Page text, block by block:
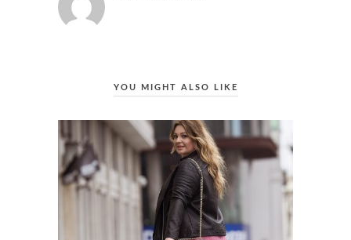
YOU MIGHT ALSO LIKE